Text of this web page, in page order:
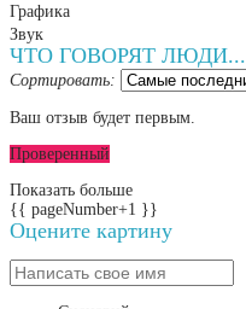
Графика
Звук
ЧТО ГОВОРЯТ ЛЮДИ...
Сортировать:
Ваш отзыв будет первым.
Проверенный
Показать больше
{{ pageNumber+1 }}
Оцените картину